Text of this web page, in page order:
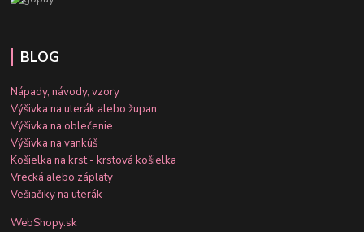
BLOG
Nápady, návody, vzory
Výšivka na uterák alebo župan
Výšivka na oblečenie
Výšivka na vankúš
Košielka na krst - krstová košielka
Vrecká alebo záplaty
Vešiačiky na uterák
WebShopy.sk